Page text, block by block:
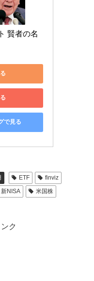
賢者の名
で見る
ETF
finviz
新NISA
米国株
ク